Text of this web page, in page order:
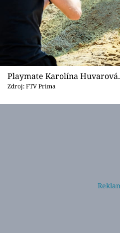
Playmate Karolína Huvarová.
Zdroj: FTV Prima